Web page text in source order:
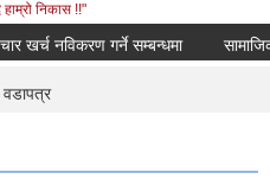
हाम्रो निकास !!"
खर्च नविकरण गर्ने सम्बन्धमा